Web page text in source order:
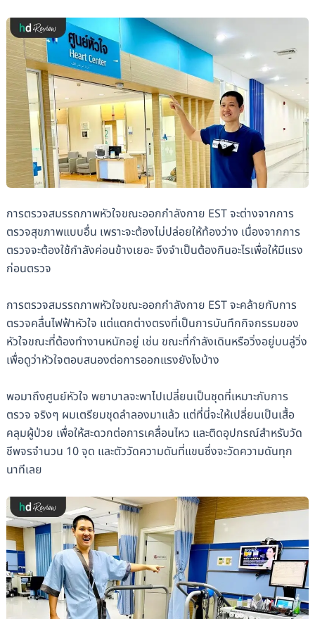
การตรวจสมรรถภาพหัวใจขณะออกกำลังกาย EST จะต่างจากการ
ตรวจสุขภาพแบบอื่น เพราะจะต้องไม่ปล่อยให้ท้องว่าง เนื่องจากการ
ตรวจจะต้องใช้กำลังค่อนข้างเยอะ จึงจำเป็นต้องกินอะไรเพื่อให้มีแรง
ก่อนตรวจ
การตรวจสมรรถภาพหัวใจขณะออกกำลังกาย EST จะคล้ายกับการ
ตรวจคลื่นไฟฟ้าหัวใจ แต่แตกต่างตรงที่เป็นการบันทึกกิจกรรมของ
หัวใจขณะที่ต้องทำงานหนักอยู่ เช่น ขณะที่กำลังเดินหรือวิ่งอยู่บนลู่วิ่ง
เพื่อดูว่าหัวใจตอบสนองต่อการออกแรงยังไงบ้าง
พอมาถึงศูนย์หัวใจ พยาบาลจะพาไปเปลี่ยนเป็นชุดที่เหมาะกับการ
ตรวจ จริงๆ ผมเตรียมชุดลำลองมาแล้ว แต่ที่นี่จะให้เปลี่ยนเป็นเสื้อ
คลุมผู้ป่วย เพื่อให้สะดวกต่อการเคลื่อนไหว และติดอุปกรณ์สำหรับวัด
ชีพจรจำนวน 10 จุด และตัววัดความดันที่แขนซึ่งจะวัดความดันทุก
นาทีเลย